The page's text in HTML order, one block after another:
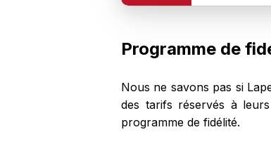
n'est
Programme de
Nous ne savons pas si
des tarifs réservés à
programme de fidélité.